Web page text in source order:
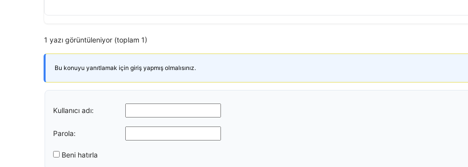
1 yazı görüntüleniyor (toplam 1)
Bu konuyu yanıtlamak için giriş yapmış olmalısınız.
Kullanıcı adı:
Parola:
Beni hatırla